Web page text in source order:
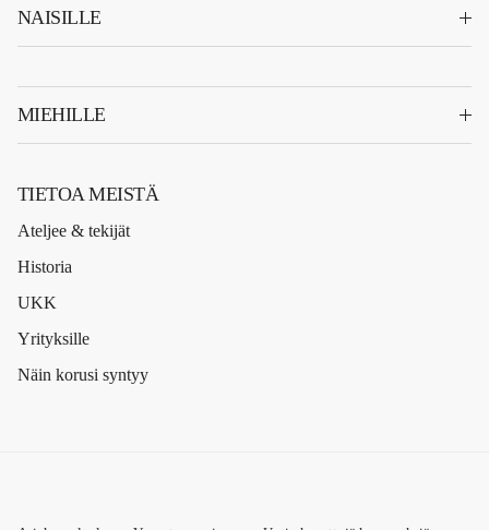
NAISILLE
MIEHILLE
TIETOA MEISTÄ
Ateljee & tekijät
Historia
UKK
Yrityksille
Näin korusi syntyy